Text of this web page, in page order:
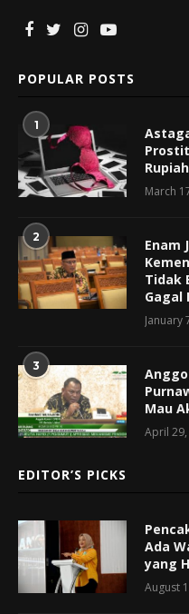
POPULAR POSTS
1
Rupiah
March
2
Enam
Tidak
Gagal
January
3
Mau
April
EDITOR’S PICKS
Ada
yang
August